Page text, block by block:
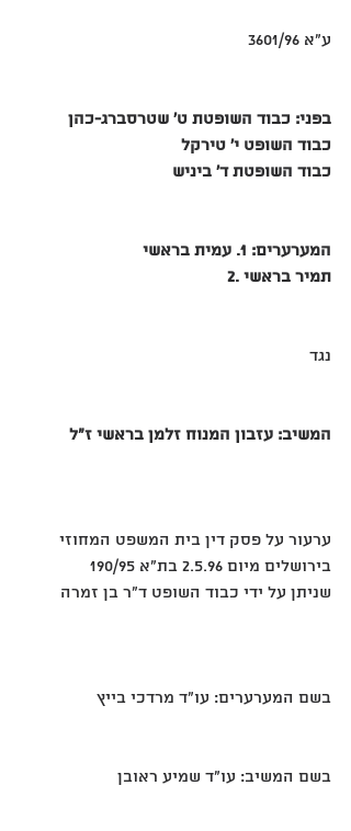
ע"א ‎3601/96
בפני: כבוד השופטת ט' שטרסברג-כהן
כבוד השופט י' טירקל
כבוד השופטת ד' ביניש
המערערים: ‎1. עמית בראשי
‎2. תמיר בראשי
נגד
המשיב: עזבון המנוח זלמן בראשי ז"ל
ערעור על פסק דין בית המשפט המחוזי
בירושלים מיום ‎2.5.96 בת"א ‎190/95
שניתן על ידי כבוד השופט ד"ר בן זמרה
בשם המערערים: עו"ד מרדכי בייץ
בשם המשיב: עו"ד שמיע ראובן